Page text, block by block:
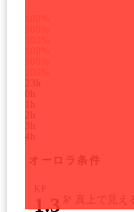
オーロラ条件
KP
1.3 🔭 真上で見え